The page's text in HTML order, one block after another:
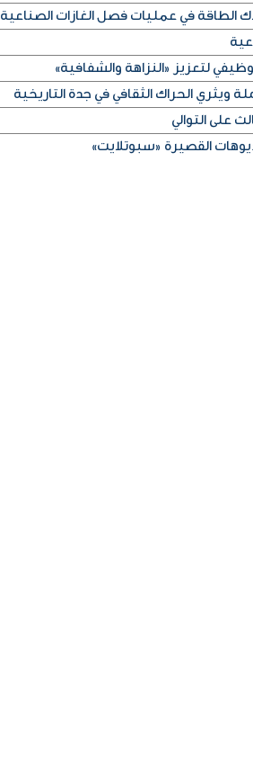
الطاقة في عمليات فصل الغازات الصناعية
لتعزيز «النزاهة والشفافية»
ويثري الحراك الثقافي في جدة التاريخية
على التوالي
القصيرة «سبوتلايت»